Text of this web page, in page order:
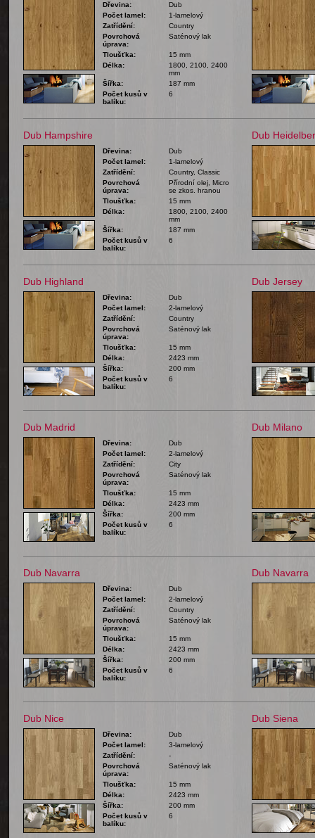
Dřevina:
Dub
Počet lamel:
1-lamelový
Zatřídění:
Country
Povrchová
úprava:
Saténový lak
Tloušťka:
15 mm
Délka:
1800, 2100, 2400
mm
Šířka:
187 mm
Počet kusů v
balíku:
6
Dub Hampshire
Dřevina:
Dub
Počet lamel:
1-lamelový
Zatřídění:
Country, Classic
Povrchová
úprava:
Přírodní olej, Micro
se zkos. hranou
Tloušťka:
15 mm
Délka:
1800, 2100, 2400
mm
Šířka:
187 mm
Počet kusů v
balíku:
6
Dub
Dub Highland
Dřevina:
Dub
Počet lamel:
2-lamelový
Zatřídění:
Country
Povrchová
úprava:
Saténový lak
Tloušťka:
15 mm
Délka:
2423 mm
Šířka:
200 mm
Počet kusů v
balíku:
6
Dub Jersey
Dub Madrid
Dřevina:
Dub
Počet lamel:
2-lamelový
Zatřídění:
City
Povrchová
úprava:
Saténový lak
Tloušťka:
15 mm
Délka:
2423 mm
Šířka:
200 mm
Počet kusů v
balíku:
6
Dub Milano
Dub Navarra
Dřevina:
Dub
Počet lamel:
2-lamelový
Zatřídění:
Country
Povrchová
úprava:
Saténový lak
Tloušťka:
15 mm
Délka:
2423 mm
Šířka:
200 mm
Počet kusů v
balíku:
6
Dub Navarra
Dub Nice
Dřevina:
Dub
Počet lamel:
3-lamelový
Zatřídění:
-
Povrchová
úprava:
Saténový lak
Tloušťka:
15 mm
Délka:
2423 mm
Šířka:
200 mm
Počet kusů v
balíku:
6
Dub Siena